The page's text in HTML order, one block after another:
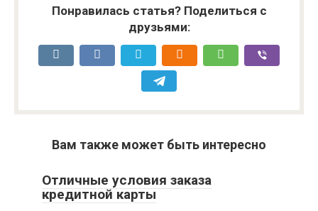
Понравилась статья? Поделиться с
друзьями:
Вам также может быть интересно
Отличные условия заказа
кредитной карты